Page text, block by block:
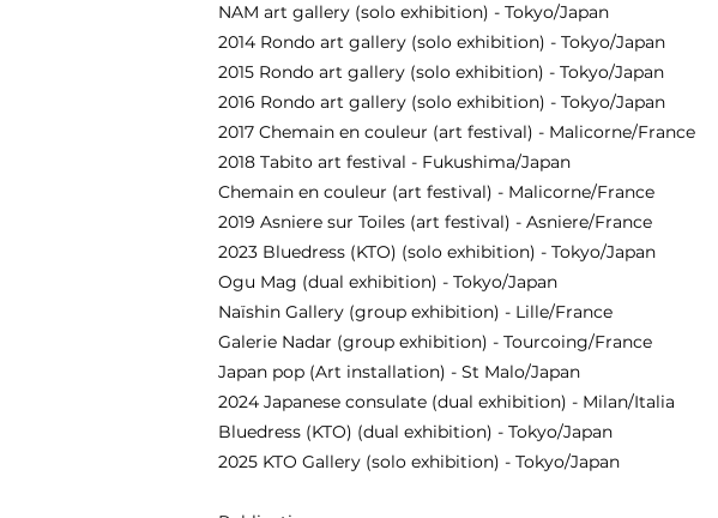
NAM art gallery (solo exhibition) - Tokyo/Japan
2014 Rondo art gallery (solo exhibition) - Tokyo/Japan
2015 Rondo art gallery (solo exhibition) - Tokyo/Japan
2016 Rondo art gallery (solo exhibition) - Tokyo/Japan
2017 Chemain en couleur (art festival) - Malicorne/France
2018 Tabito art festival - Fukushima/Japan
Chemain en couleur (art festival) - Malicorne/France
2019 Asniere sur Toiles (art festival) - Asniere/France
2023 Bluedress (KTO) (solo exhibition) - Tokyo/Japan
Ogu Mag (dual exhibition) - Tokyo/Japan
Naïshin Gallery (group exhibition) - Lille/France
Galerie Nadar (group exhibition) - Tourcoing/France
Japan pop (Art installation) - St Malo/Japan
2024 Japanese consulate (dual exhibition) - Milan/Italia
Bluedress (KTO) (dual exhibition) - Tokyo/Japan
2025 KTO Gallery (solo exhibition) - Tokyo/Japan